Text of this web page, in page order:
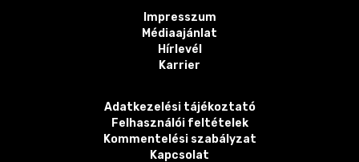
Impresszum
Médiaajánlat
Hírlevél
Karrier
Adatkezelési tájékoztató
Felhasználói feltételek
Kommentelési szabályzat
Kapcsolat